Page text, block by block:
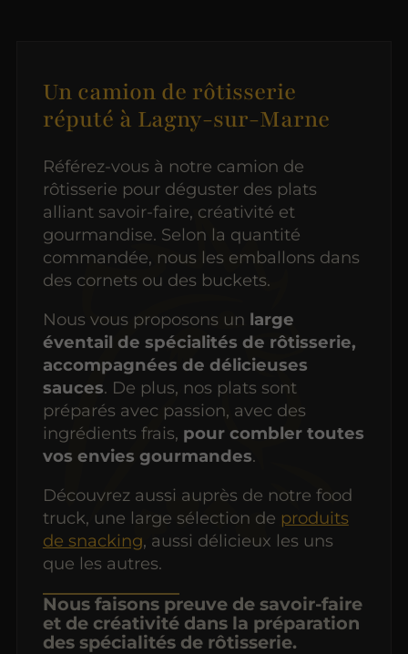
Un camion de rôtisserie
réputé à Lagny-sur-Marne
Référez-vous à notre camion de
rôtisserie pour déguster des plats
alliant savoir-faire, créativité et
gourmandise. Selon la quantité
commandée, nous les emballons dans
des cornets ou des buckets.
Nous vous proposons un large
éventail de spécialités de rôtisserie,
accompagnées de délicieuses
sauces. De plus, nos plats sont
préparés avec passion, avec des
ingrédients frais, pour combler toutes
vos envies gourmandes.
Découvrez aussi auprès de notre food
truck, une large sélection de produits
de snacking, aussi délicieux les uns
que les autres.
Nous faisons preuve de savoir-faire
et de créativité dans la préparation
des spécialités de rôtisserie.